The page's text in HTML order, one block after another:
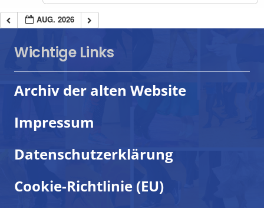
AUG. 2026
Wichtige Links
Archiv der alten Website
Impressum
Datenschutzerklärung
Cookie-Richtlinie (EU)